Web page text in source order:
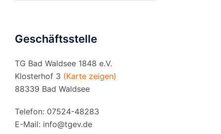
Geschäftsstelle
TG Bad Waldsee 1848 e.V.
Klosterhof 3 (Karte zeigen)
88339 Bad Waldsee
Telefon: 07524-48283
E-Mail: info@tgev.de